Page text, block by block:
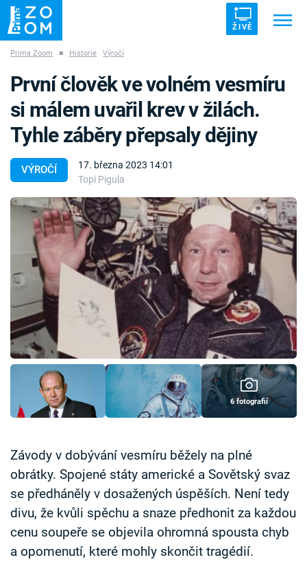
ŽIVĚ
ZÁHADY VETŘELCI DÁVNOVĚKU
Témata
Témata
Pořady
TV Program
Časopis
Sledujte prima+
Přihlášení
Sledujte nás
Prima Zoom ■ Historie Výročí
VÝROČÍ
17. března 2023 14:01
Topi Pigula
První člověk ve volném vesmíru
si málem uvařil krev v žilách.
Tyhle záběry přepsaly dějiny
6 fotografií
Závody v dobývání vesmíru běžely na plné
obrátky. Spojené státy americké a Sovětský svaz
se předháněly v dosažených úspěších. Není tedy
divu, že kvůli spěchu a snaze předhonit za každou
cenu soupeře se objevila ohromná spousta chyb
a opomenutí, které mohly skončit tragédií.